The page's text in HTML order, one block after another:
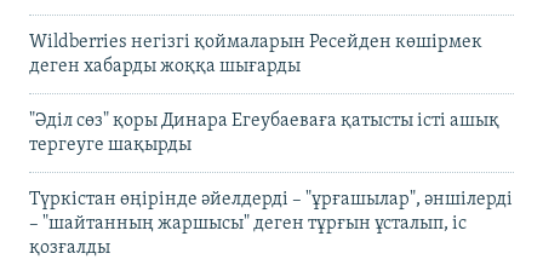
Wildberries негізгі қоймаларын Ресейден көшірмек
деген хабарды жоққа шығарды
"Әділ сөз" қоры Динара Егеубаеваға қатысты істі ашық
тергеуге шақырды
Түркістан өңірінде әйелдерді – "ұрғашылар", әншілерді
– "шайтанның жаршысы" деген тұрғын ұсталып, іс
қозғалды